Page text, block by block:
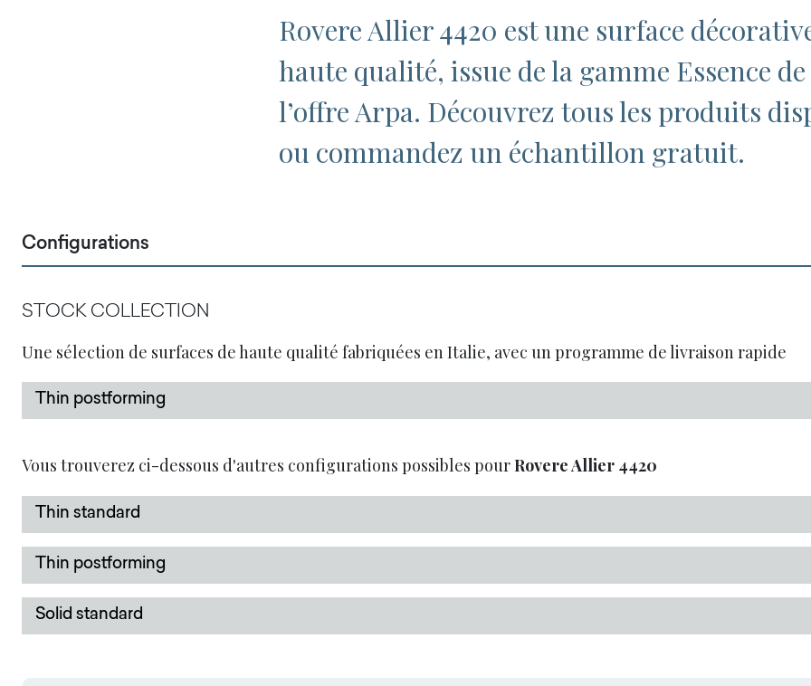
Rovere Allier 4420 est une surface
haute qualité, issue de la gamme Essence
l’offre Arpa. Découvrez tous les produits
ou commandez un échantillon gratuit.
Configurations
STOCK COLLECTION
Une sélection de surfaces de haute qualité fabriquées en Italie, avec un programme de livraison rapide
Thin postforming
Vous trouverez ci-dessous d'autres configurations possibles pourRovere Allier 4420
Thin standard
Thin postforming
Solid standard